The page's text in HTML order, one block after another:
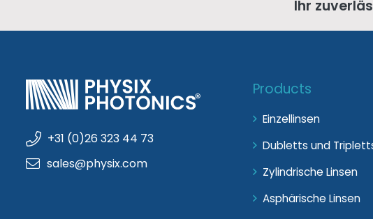
Ihr
+31 (0)26 323 44 73
sales@physix.com
Products
Einzellinsen
Dubletts und
Zylindrische Linsen
Asphärische Linsen